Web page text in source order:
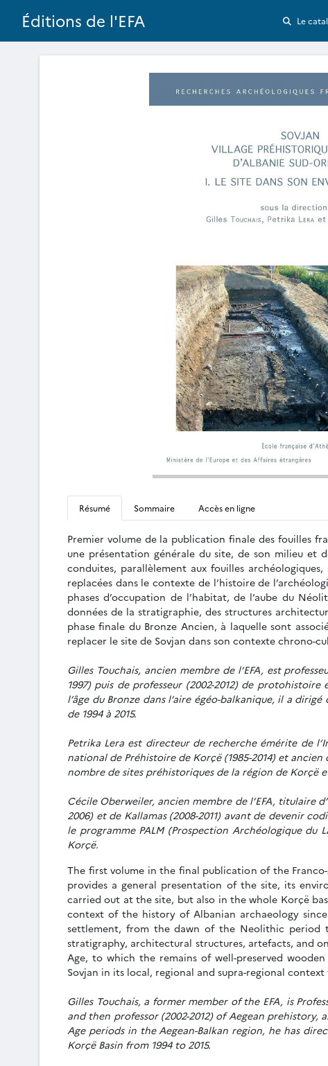
Éditions de l'EFA Le
Résumé Sommaire Accès en ligne
Premier volume de la publication finale des fouilles
une présentation générale du site, de son milieu et
conduites, parallèlement aux fouilles
replacées dans le contexte de l’histoire de
phases d’occupation de l’habitat, de l’aube du
données de la stratigraphie, des structures
phase finale du Bronze Ancien, à laquelle sont
replacer le site de Sovjan dans son contexte chrono-
Gilles Touchais, ancien membre de l’EFA, est
1997) puis de professeur (2002-2012) de
l’âge du Bronze dans l’aire égéo-balkanique, il a
de 1994 à 2015.
Petrika Lera est directeur de recherche émérite de
national de Préhistoire de Korçë (1985-2014) et
nombre de sites préhistoriques de la région de Korçë
Cécile Oberweiler, ancien membre de l’EFA, titulaire
2006) et de Kallamas (2008-2011) avant de devenir
le programme PALM (Prospection Archéologique
Korçë.
The first volume in the final publication of the
provides a general presentation of the site, its
carried out at the site, but also in the whole Korçë
context of the history of Albanian archaeology
settlement, from the dawn of the Neolithic period
stratigraphy, architectural structures, artefacts, and
Age, to which the remains of well-preserved
Sovjan in its local, regional and supra-regional
Gilles Touchais, a former member of the EFA, is
and then professor (2002-2012) of Aegean
Age periods in the Aegean-Balkan region, he has
Korçë Basin from 1994 to 2015.